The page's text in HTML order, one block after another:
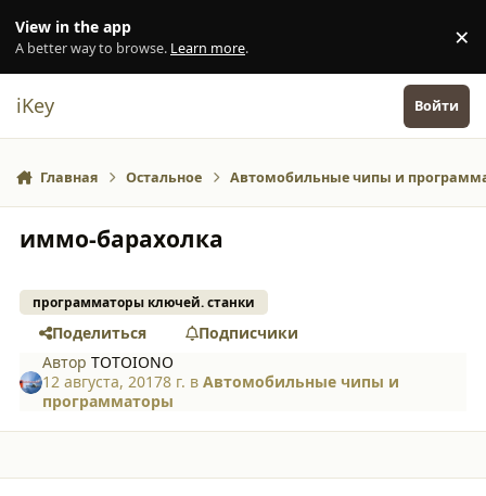
View in the app
A better way to browse. Learn more. ×
iKey Войти
Главная Остальное Автомобильные чипы и
иммо-барахолка
программаторы ключей. станки
Поделиться
Подписчики
АвторTOTOIONO
12 августа, 20178 г. вАвтомобильные чипы и
программаторы